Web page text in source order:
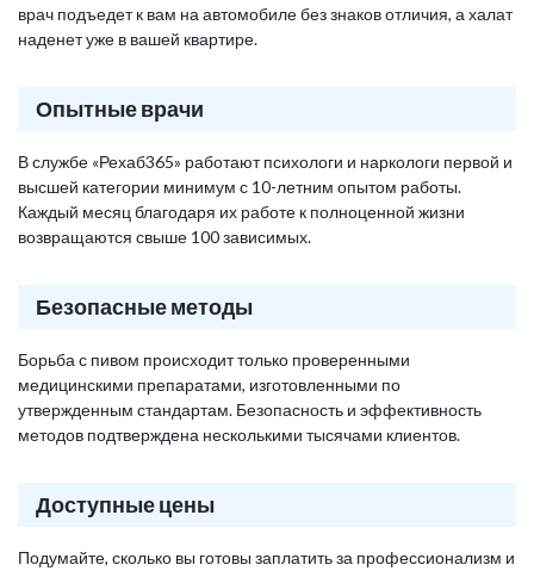
врач подъедет к вам на автомобиле без знаков отличия, а халат
наденет уже в вашей квартире.
Опытные врачи
В службе «Рехаб365» работают психологи и наркологи первой и
высшей категории минимум с 10-летним опытом работы.
Каждый месяц благодаря их работе к полноценной жизни
возвращаются свыше 100 зависимых.
Безопасные методы
Борьба с пивом происходит только проверенными
медицинскими препаратами, изготовленными по
утвержденным стандартам. Безопасность и эффективность
методов подтверждена несколькими тысячами клиентов.
Доступные цены
Подумайте, сколько вы готовы заплатить за профессионализм и